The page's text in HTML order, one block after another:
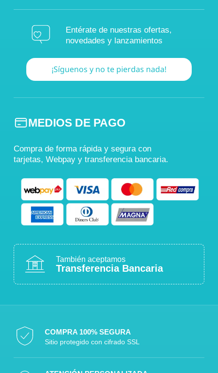
Entérate de nuestras ofertas,
novedades y lanzamientos
¡Síguenos y no te pierdas nada!
MEDIOS DE PAGO
Compra de forma rápida y segura con
tarjetas, Webpay y transferencia bancaria.
También aceptamos
Transferencia Bancaria
COMPRA 100% SEGURA
Sitio protegido con cifrado SSL